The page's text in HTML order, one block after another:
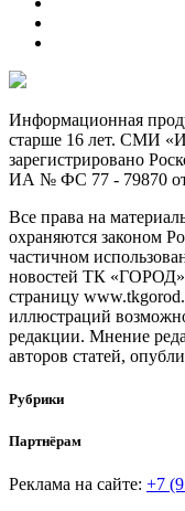
Информационная
старше 16 лет. СМИ
зарегистрировано
ИА № ФС 77 - 79870 от
Все права на
охраняются законом
частичном
новостей ТК «ГОРОД»
страницу
иллюстраций
редакции. Мнение
авторов статей,
Рубрики
Партнёрам
Реклама на сайте: +7